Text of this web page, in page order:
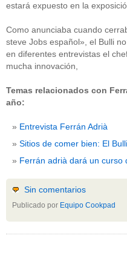
estará expuesto en la
Como anunciaba cuando
steve Jobs español», el Bulli
en diferentes entrevistas el
mucha innovación,
Temas relacionados con
año:
Entrevista Ferrán Adrià
Sitios de comer bien: El Bulli
Ferrán adrià dará un curso
Sin comentarios
Publicado por Equipo Cookpad